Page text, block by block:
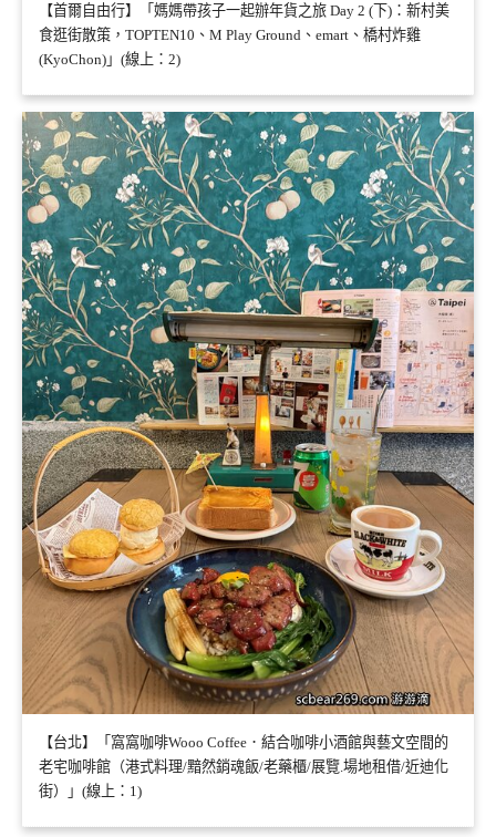
【首爾自由行】「媽媽帶孩子一起辦年貨之旅 Day 2 (下)：新村美
食逛街散策，TOPTEN10、M Play Ground、emart、橋村炸雞
(KyoChon)」(線上：2)
【台北】「窩窩咖啡Wooo Coffee．結合咖啡小酒館與藝文空間的
老宅咖啡館（港式料理/黯然銷魂飯/老藥櫃/展覽.場地租借/近迪化
街）」(線上：1)